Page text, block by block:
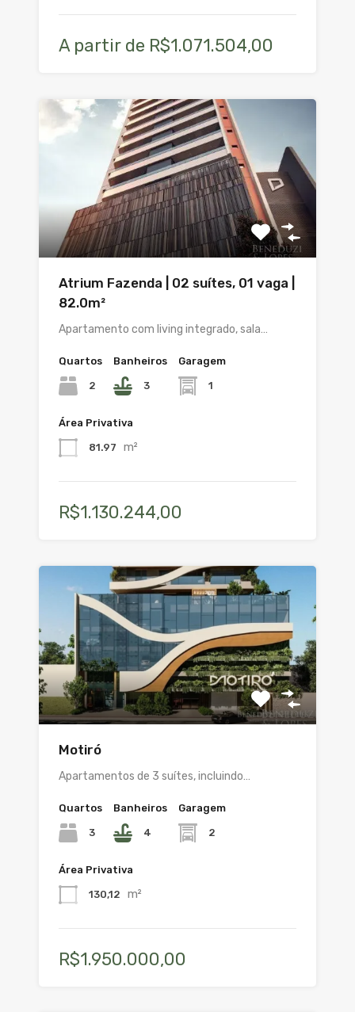
A partir de R$1.071.504,00
Atrium Fazenda | 02 suítes, 01 vaga |
82.0m²
Apartamento com living integrado, sala…
Quartos
2
Banheiros
3
Garagem
1
Área Privativa
81.97 m²
R$1.130.244,00
Motiró
Apartamentos de 3 suítes, incluindo…
Quartos
3
Banheiros
4
Garagem
2
Área Privativa
130,12 m²
R$1.950.000,00